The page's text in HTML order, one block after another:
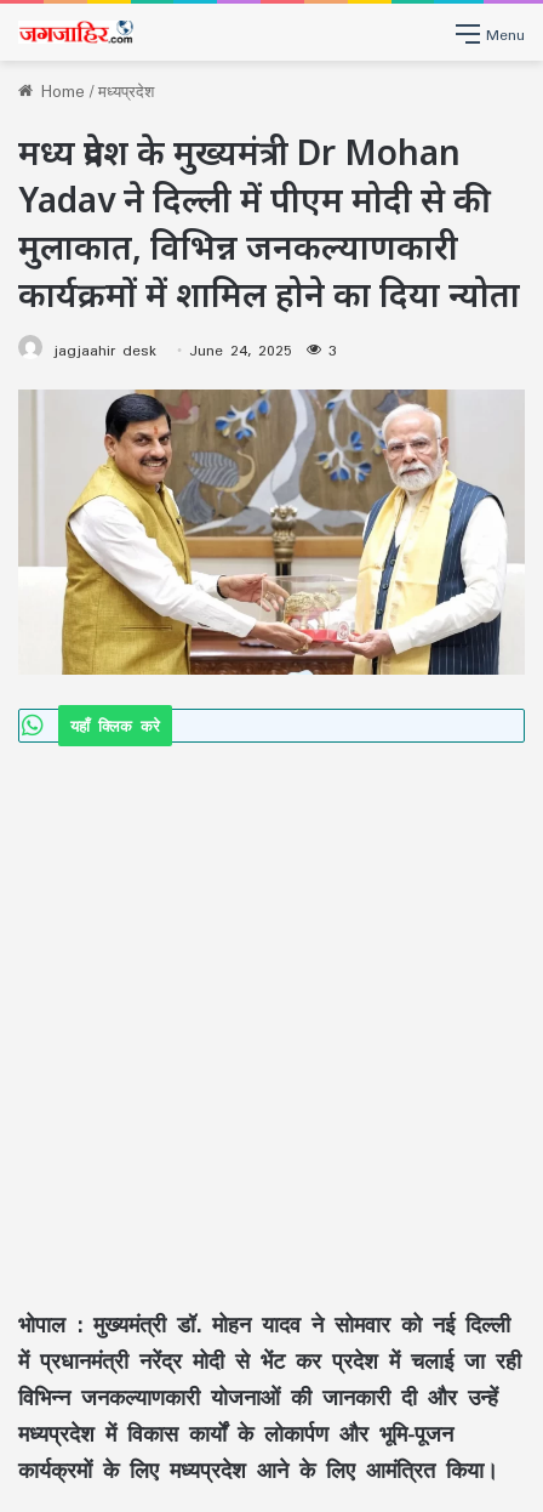
Menu
Home/मध्यप्रदेश
मध्य प्रदेश के मुख्यमंत्री Dr Mohan
Yadav ने दिल्ली में पीएम मोदी से की
मुलाकात, विभिन्न जनकल्याणकारी
कार्यक्रमों में शामिल होने का दिया न्योता
jagjaahir desk June 24, 2025 3
यहाँ क्लिक करे
भोपाल :मुख्यमंत्री डॉ. मोहन यादव ने सोमवार को नई दिल्ली
में प्रधानमंत्री नरेंद्र मोदी से भेंट कर प्रदेश में चलाई जा रही
विभिन्न जनकल्याणकारी योजनाओं की जानकारी दी और उन्हें
मध्यप्रदेश में विकास कार्यों के लोकार्पण और भूमि-पूजन
कार्यक्रमों के लिए मध्यप्रदेश आने के लिए आमंत्रित किया।